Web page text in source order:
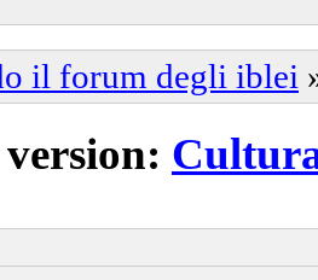
il forum degli iblei